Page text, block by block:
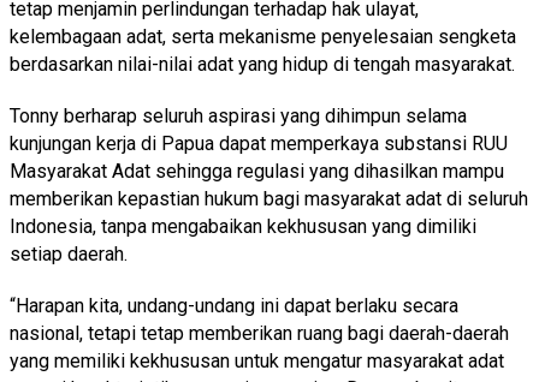
tetap menjamin perlindungan terhadap hak ulayat,
kelembagaan adat, serta mekanisme penyelesaian sengketa
berdasarkan nilai-nilai adat yang hidup di tengah masyarakat.
Tonny berharap seluruh aspirasi yang dihimpun selama
kunjungan kerja di Papua dapat memperkaya substansi RUU
Masyarakat Adat sehingga regulasi yang dihasilkan mampu
memberikan kepastian hukum bagi masyarakat adat di seluruh
Indonesia, tanpa mengabaikan kekhususan yang dimiliki
setiap daerah.
“Harapan kita, undang-undang ini dapat berlaku secara
nasional, tetapi tetap memberikan ruang bagi daerah-daerah
yang memiliki kekhususan untuk mengatur masyarakat adat